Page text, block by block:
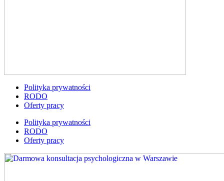
Polityka prywatności
RODO
Oferty pracy
Polityka prywatności
RODO
Oferty pracy